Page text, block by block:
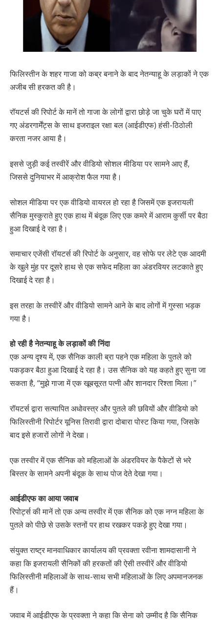
फिलिस्तीन के शहर गाजा को कब्र बनाने के बाद नेतन्याहू के लड़ाकों ने एक
अजीब सी हरकत की है।
रॉयटर्स की रिपोर्ट के मानें तो गाजा के लोगों द्वारा छोड़े जा चुके घरों में पाए
गए अंडरगार्मेंट्स के साथ इजराइल रक्षा बल (आईडीएफ) हंसी-ठिठोली
करता नजर आया है।
इससे जुड़ी कई तस्वीरें और वीडियो सोशल मीडिया पर सामने आए हैं,
जिससे दुनियाभर में आक्रोश फैल गया है।
सोशल मीडिया पर एक वीडियो वायरल हो रहा है जिसमें एक इजरायली
सैनिक मुस्कुराते हुए एक हाथ में बंदूक लिए एक कमरे में आराम कुर्सी पर बैठा
हुआ दिखाई दे रहा है।
समाचार एजेंसी रॉयटर्स की रिपोर्ट के अनुसार, वह सोफे पर लेटे एक आदमी
के खुले मुंह पर दूसरे हाथ से एक सफेद महिला का अंडरवियर लटकाते हुए
दिखाई दे रहा है।
इस तरहा के तस्वीरें और वीडियो सामने आने के बाद लोगों में गुस्सा भड़क
गया है।
हो रही है नेतन्याहू के लड़ाकों की निंदा
एक अन्य दृश्य में, एक सैनिक काली ब्रा पहने एक महिला के पुतले को
पकड़कर बैठा हुआ दिखाई दे रहा है। उस सैनिक को यह कहते हुए सुना जा
सकता है, “मुझे गाजा में एक खूबसूरत पत्नी और शानदार रिश्ता मिला।”
रॉयटर्स द्वारा सत्यापित अधोवस्त्र और पुतले की छवियों और वीडियो को
फिलिस्तीनी रिपोर्टर यूनिस तिरावी द्वारा दोबारा पोस्ट किया गया, जिसके
बाद इसे हजारों लोगों ने देखा।
एक तस्वीर में एक सैनिक को महिलाओं के अंडरवियर के पैकेटों से भरे
बिस्तर के सामने अपनी बंदूक के साथ पोज देते देखा गया।
आईडीएफ का आया जवाब
रिपोर्ट्स की मानें तो एक अन्य तस्वीर में एक सैनिक को एक नग्न महिला के
पुतले को पीछे से उसके स्तनों पर हाथ रखकर पकड़े हुए देखा गया।
संयुक्त राष्ट्र मानवाधिकार कार्यालय की प्रवक्ता रवीना शामदासानी ने
कहा कि इजरायली सैनिकों की हरकतों की ऐसी तस्वीरें और वीडियो
फिलिस्तीनी महिलाओं के साथ-साथ सभी महिलाओं के लिए अपमानजनक
हैं।
जवाब में आईडीएफ के प्रवक्ता ने कहा कि सेना को उम्मीद है कि सैनिक